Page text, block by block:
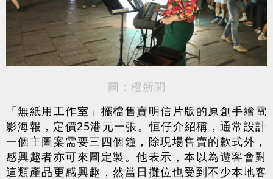
圖：橙新聞
「無紙用工作室」擺檔售賣明信片版的原創手繪電
影海報，定價25港元一張。恒仔介紹稱，通常設計
一個主圖案需要三四個鐘，除現場售賣的款式外，
感興趣者亦可來圖定製。他表示，本以為遊客會對
這類產品更感興趣，然當日攤位也受到不少本地客